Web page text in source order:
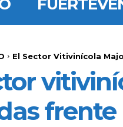
El Sector Vitivinícola
frente